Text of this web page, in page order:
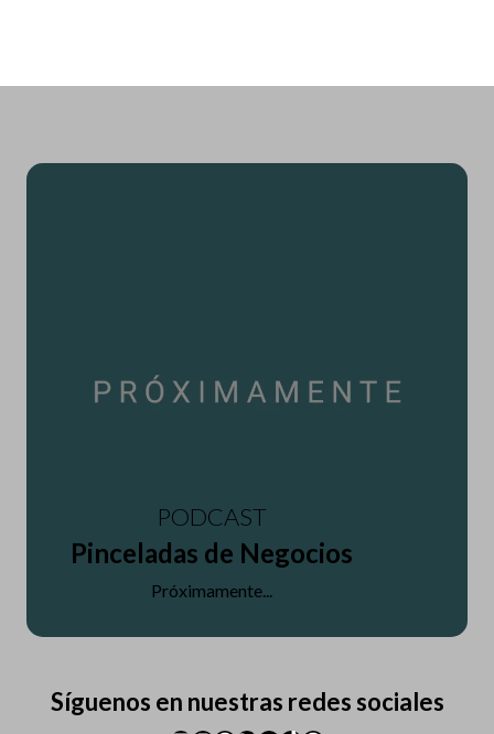
PODCAST
Pinceladas de Negocios
Próximamente...
Síguenos en nuestras redes sociales